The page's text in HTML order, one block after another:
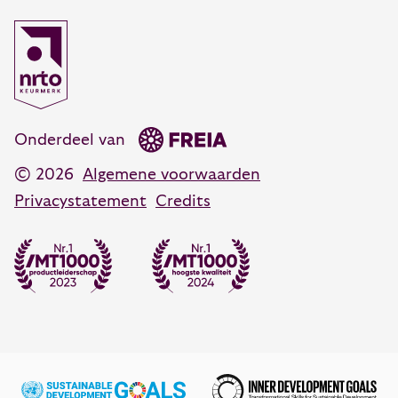
Coachen, adviseren en veranderen
Daring designs
088 55 60 300
Opleidingsadvies
088 55 60 350
© 2026
Algemene voorwaarden
Privacystatement Credits
Onderdeel van